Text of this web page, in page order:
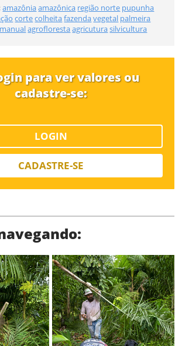
amazôniaamazônica região norte pupunha
cortecolheitafazendavegetal palmeira
manualagroflorestaagricuturasilvicultura
para ver valores ou
cadastre-se:
LOGIN
CADASTRE-SE
SALVAR